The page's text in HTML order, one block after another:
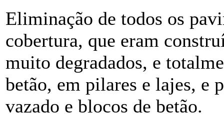
Eliminação de todos os
cobertura, que eram
muito degradados, e
betão, em pilares e lajes, e
vazado e blocos de betão.